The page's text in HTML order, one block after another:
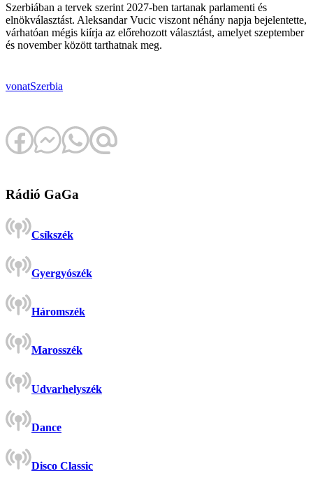
Szerbiában a tervek szerint 2027-ben tartanak parlamenti és
elnökválasztást. Aleksandar Vucic viszont néhány napja bejelentette,
várhatóan mégis kiírja az előrehozott választást, amelyet szeptember
és november között tarthatnak meg.
vonatSzerbia
Rádió GaGa
Csíkszék
Gyergyószék
Háromszék
Marosszék
Udvarhelyszék
Dance
Disco Classic